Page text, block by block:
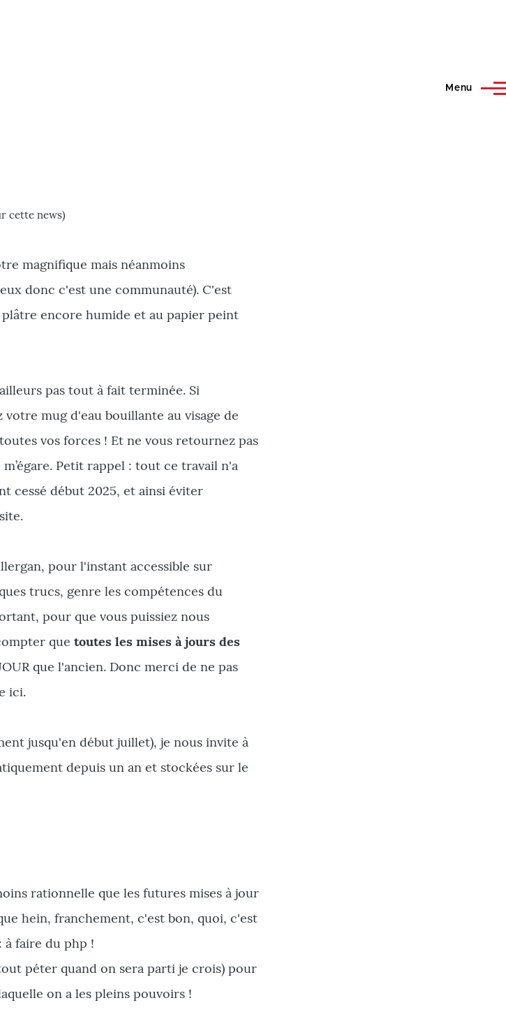
Menu
cette news)
magnifique mais néanmoins
donc c'est une communauté). C'est
encore humide et au papier peint
pas tout à fait terminée. Si
mug d'eau bouillante au visage de
vos forces ! Et ne vous retournez pas
Petit rappel : tout ce travail n'a
cessé début 2025, et ainsi éviter
pour l'instant accessible sur
trucs, genre les compétences du
pour que vous puissiez nous
que toutes les mises à jours des
que l'ancien. Donc merci de ne pas
ici.
jusqu'en début juillet), je nous invite à
depuis un an et stockées sur le
rationnelle que les futures mises à jour
hein, franchement, c'est bon, quoi, c'est
à faire du php !
péter quand on sera parti je crois) pour
on a les pleins pouvoirs !